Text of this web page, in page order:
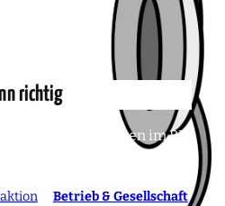
richtig
– Wir sollten im BR
zuverlässiger Partner
in Betrieb & Gesellschaft